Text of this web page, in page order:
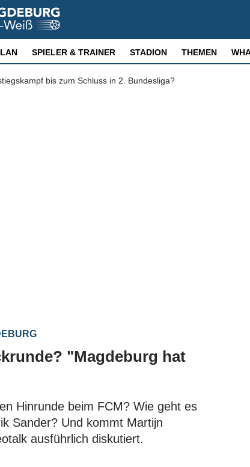
SPIELER & TRAINER STADION THEMEN
bis zum Schluss in 2. Bundesliga?
"Magdeburg hat
Hinrunde beim FCM? Wie geht es
Sander? Und kommt Martijn
ausführlich diskutiert.